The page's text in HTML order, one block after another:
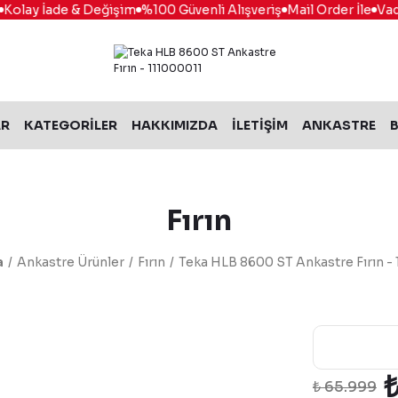
& Değişim %100 Güvenli Alışveriş Mail Order İle Vade
KATEGORİLER HAKKIMIZDA İLETİŞİM ANKASTRE
Fırın
Ankastre Ürünler Fırın Teka HLB 8600 ST Ankastre Fırın -
₺ 65.999